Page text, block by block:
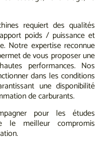
requiert des qualités
poids / puissance et
Notre expertise reconnue
de vous proposer une
performances. Nos
dans les conditions
une disponibilité
de carburants.
pour les études
le meilleur compromis